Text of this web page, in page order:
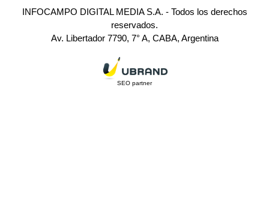
INFOCAMPO DIGITAL MEDIA S.A. - Todos los derechos
reservados.
Av. Libertador 7790, 7° A, CABA, Argentina
SEO partner